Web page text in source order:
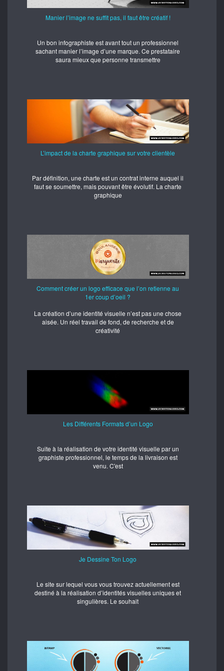
Manier l’image ne suffit pas, il faut être créatif !
Un bon infographiste est avant tout un professionnel
sachant manier l’image d’une marque. Ce prestataire
saura mieux que personne transmettre
L’impact de la charte graphique sur votre clientèle
Par définition, une charte est un contrat interne auquel il
faut se soumettre, mais pouvant être évolutif. La charte
graphique
Comment créer un logo efficace que l’on retienne au
1er coup d’oeil ?
La création d’une identité visuelle n’est pas une chose
aisée. Un réel travail de fond, de recherche et de
créativité
Les Différents Formats d’un Logo
Suite à la réalisation de votre identité visuelle par un
graphiste professionnel, le temps de la livraison est
venu. C'est
Je Dessine Ton Logo
Le site sur lequel vous vous trouvez actuellement est
destiné à la réalisation d’identités visuelles uniques et
singulières. Le souhait